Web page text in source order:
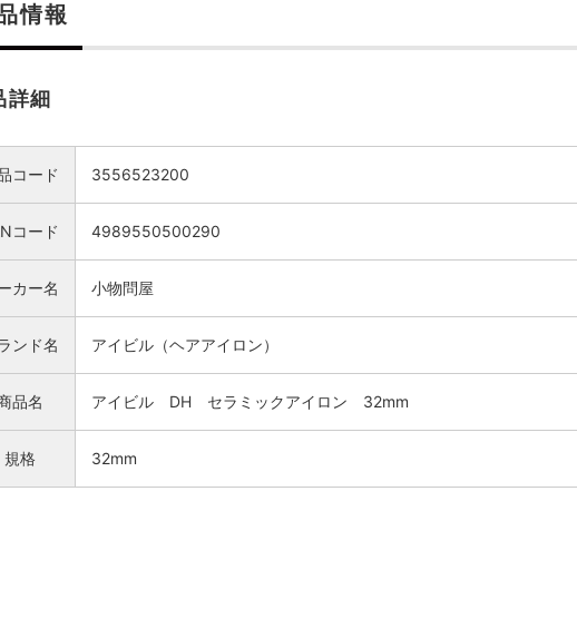
情報
詳細
コード 3556523200
コード 4989550500290
カー名 小物問屋
ンド名 アイビル（ヘアアイロン）
品名 アイビル DH セラミックアイロン 32mm
規格 32mm